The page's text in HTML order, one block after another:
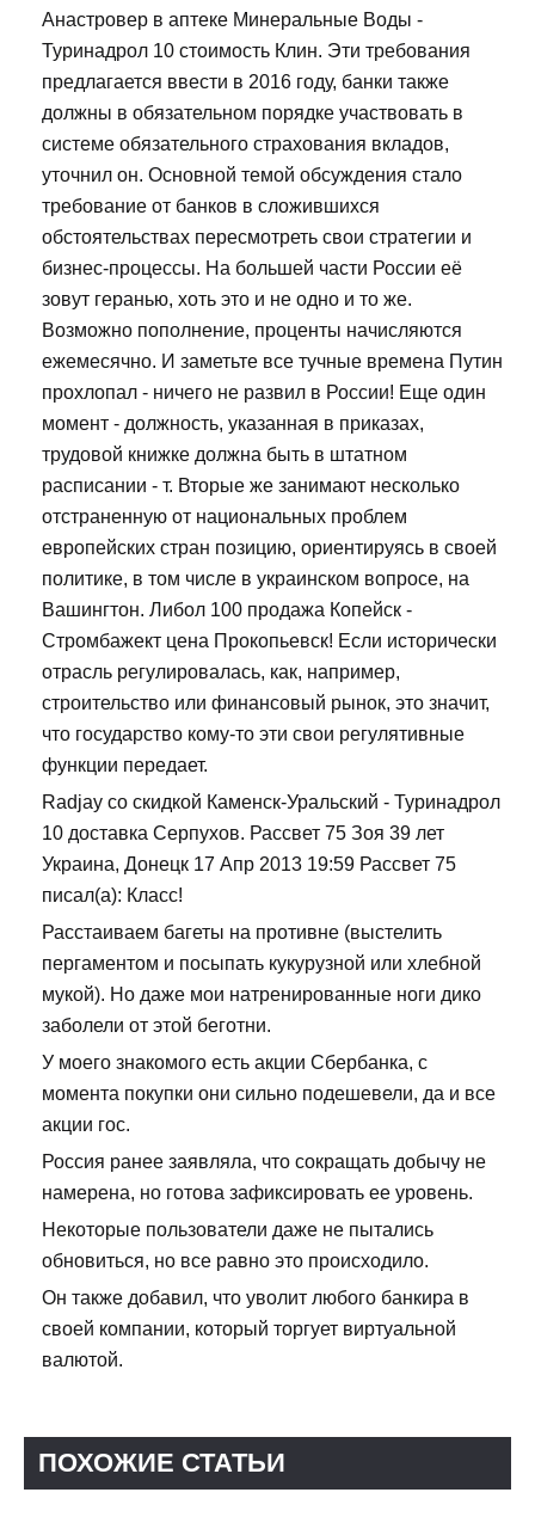
Анастровер в аптеке Минеральные Воды -
Туринадрол 10 стоимость Клин. Эти требования
предлагается ввести в 2016 году, банки также
должны в обязательном порядке участвовать в
системе обязательного страхования вкладов,
уточнил он. Основной темой обсуждения стало
требование от банков в сложившихся
обстоятельствах пересмотреть свои стратегии и
бизнес-процессы. На большей части России её
зовут геранью, хоть это и не одно и то же.
Возможно пополнение, проценты начисляются
ежемесячно. И заметьте все тучные времена Путин
прохлопал - ничего не развил в России! Еще один
момент - должность, указанная в приказах,
трудовой книжке должна быть в штатном
расписании - т. Вторые же занимают несколько
отстраненную от национальных проблем
европейских стран позицию, ориентируясь в своей
политике, в том числе в украинском вопросе, на
Вашингтон. Либол 100 продажа Копейск -
Стромбажект цена Прокопьевск! Если исторически
отрасль регулировалась, как, например,
строительство или финансовый рынок, это значит,
что государство кому-то эти свои регулятивные
функции передает.
Radjay со скидкой Каменск-Уральский - Туринадрол
10 доставка Серпухов. Рассвет 75 Зоя 39 лет
Украина, Донецк 17 Апр 2013 19:59 Рассвет 75
писал(а): Класс!
Расстаиваем багеты на противне (выстелить
пергаментом и посыпать кукурузной или хлебной
мукой). Но даже мои натренированные ноги дико
заболели от этой беготни.
У моего знакомого есть акции Сбербанка, с
момента покупки они сильно подешевели, да и все
акции гос.
Россия ранее заявляла, что сокращать добычу не
намерена, но готова зафиксировать ее уровень.
Некоторые пользователи даже не пытались
обновиться, но все равно это происходило.
Он также добавил, что уволит любого банкира в
своей компании, который торгует виртуальной
валютой.
ПОХОЖИЕ СТАТЬИ